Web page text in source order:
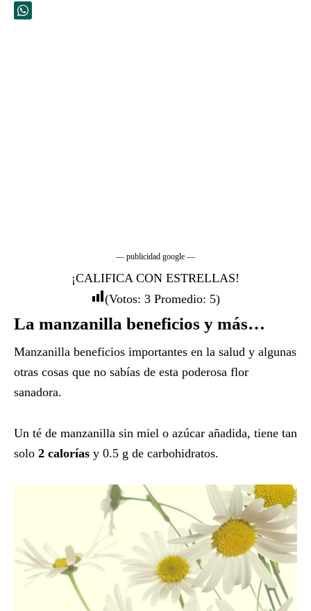
— publicidad google —
¡CALIFICA CON ESTRELLAS!
(Votos: 3 Promedio: 5)
La manzanilla beneficios y más…
Manzanilla beneficios importantes en la salud y algunas
otras cosas que no sabías de esta poderosa flor
sanadora.
Un té de manzanilla sin miel o azúcar añadida, tiene tan
solo 2 calorías y 0.5 g de carbohidratos.